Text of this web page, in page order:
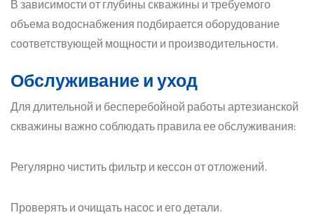
В зависимости от глубины скважины и требуемого
объема водоснабжения подбирается оборудование
соответствующей мощности и производительности.
Обслуживание и уход
Для длительной и бесперебойной работы артезианской
скважины важно соблюдать правила ее обслуживания:
Регулярно чистить фильтр и кессон от отложений.
Проверять и очищать насос и его детали.